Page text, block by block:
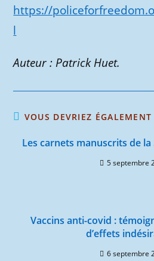
https://
l
Auteur : Patrick Huet.
VOUS DEVRIEZ
Les carnets manuscrits de la
5 septembre
Vaccins anti-covid :
d’effets
6 septembre